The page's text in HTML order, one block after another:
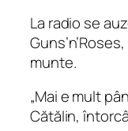
La radio se
munte.
„Mai e mult
Cătălin,